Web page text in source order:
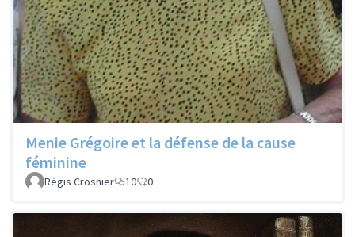
Menie Grégoire et la défense de la cause
féminine
Régis Crosnier 10 0